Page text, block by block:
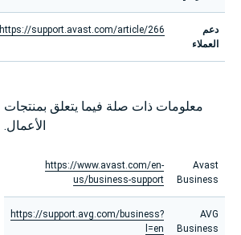
دعم
العملاء
https://support.avast.com/article/266/
معلومات ذات صلة فيما يتعلق بمنتجات
الأعمال.
Avast
Business
https://www.avast.com/en-
us/business-support
AVG
Business
https://support.avg.com/business?
l=en